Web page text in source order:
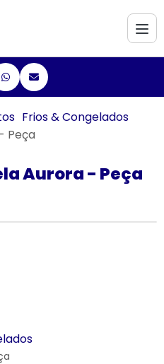
Frios & Congelados
Peça
Aurora - Peça